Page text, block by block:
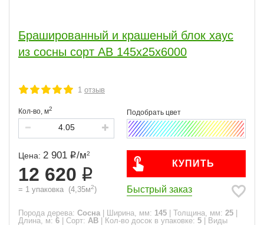
Брашированный и крашеный блок хаус
из сосны сорт АВ 145х25х6000
1 отзыв
Кол-во, м2
Цена: 2 901 /м2
12 620
= 1 упаковка (4,35м2)
КУПИТЬ
Быстрый заказ
Порода дерева: Сосна Ширина, мм: 145 Толщина, мм: 25
Длина, м: 6 Сорт: АВ Кол-во досок в упаковке: 5
Виды